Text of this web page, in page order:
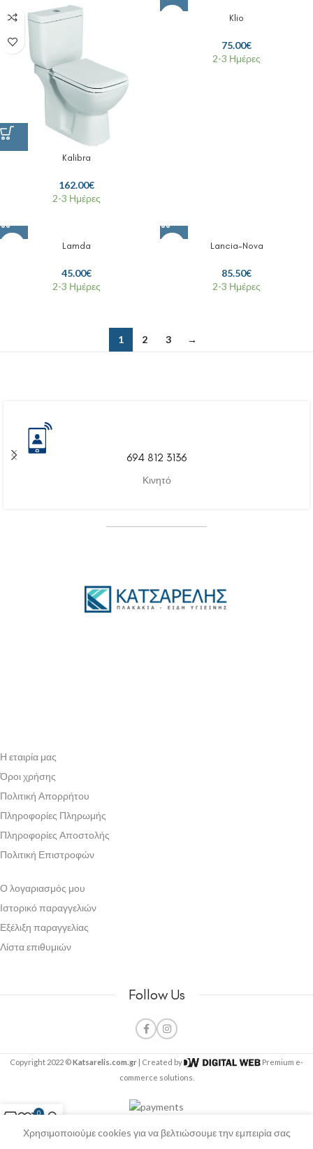
Kalibra
162.00€
2-3 Ημέρες
Klio
75.00€
2-3 Ημέρες
Lamda
45.00€
2-3 Ημέρες
Lancia-Nova
85.50€
2-3 Ημέρες
1 2 3 →
694 812 3136
Κινητό
Η εταιρία μας
Όροι χρήσης
Πολιτική Απορρήτου
Πληροφορίες Πληρωμής
Πληροφορίες Αποστολής
Πολιτική Επιστροφών
Ο λογαριασμός μου
Ιστορικό παραγγελιών
Εξέλιξη παραγγελίας
Λίστα επιθυμιών
Follow Us
Copyright 2022 ©Katsarelis.com.gr | Created by
Premium e-
commerce solutions.
Χρησιμοποιούμε cookies για να βελτιώσουμε την εμπειρία σας
επιθυμιών
0
Καροτσάκι
Ο λογαριασμός μου